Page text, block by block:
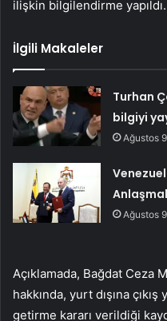
ilişkin bilgilendirme yapıldı.
İlgili Makaleler
Turhan
bilgiyi
Ağustos
Ağustos
Açıklamada, Bağdat Ceza
hakkında, yurt dışına
getirme kararı verildiği